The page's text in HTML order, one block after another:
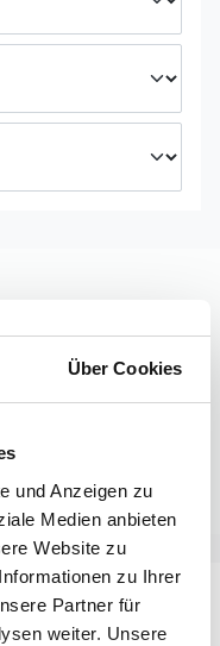
Über Cookies
und Anzeigen zu
Medien anbieten
Website zu
zu Ihrer
Partner für
weiter. Unsere